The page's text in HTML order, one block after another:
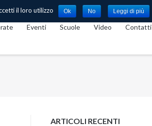
Eventi Scuole Video Contatti
ARTICOLI RECENTI
il loro utilizzo Ok No Leggi di più